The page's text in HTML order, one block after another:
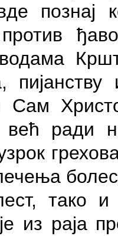
познај
Сам
већ ради
тако
из раја